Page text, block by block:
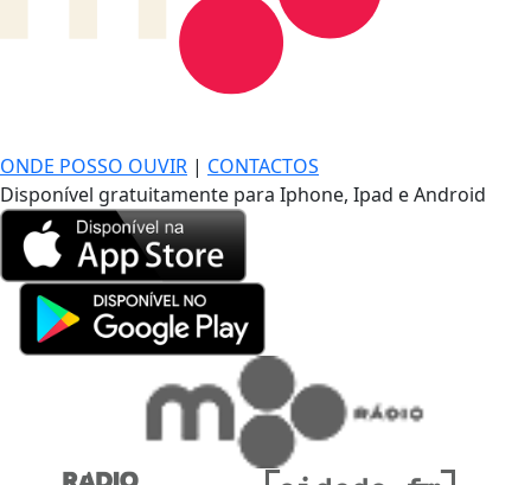
ONDE POSSO OUVIR | CONTACTOS
Disponível gratuitamente para Iphone, Ipad e Android